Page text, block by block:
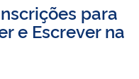
para
e Escrever na